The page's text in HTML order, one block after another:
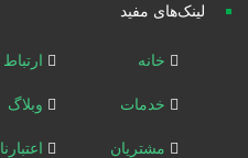
لینک‌های مفید
خانه
خدمات
مشتریان
ارتباط
وبلاگ
اعتبارنامه